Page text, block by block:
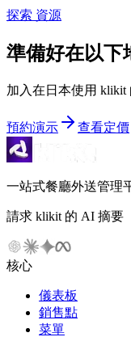
探索 資源
準備好在以下
加入在日本使用 klikit
預約演示 查看定價
一站式餐廳外送管理
請求 klikit 的 AI 摘要
核心
儀表板
銷售點
菜單